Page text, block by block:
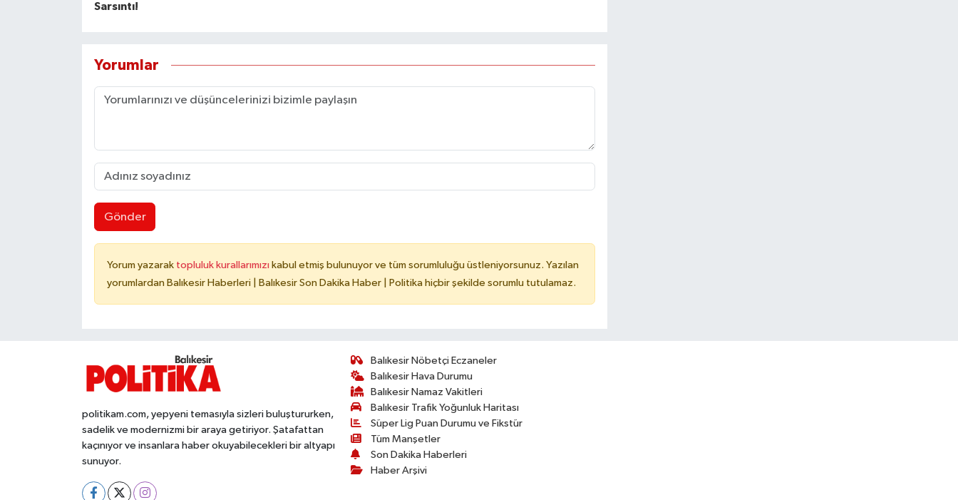
Sarsıntı!
Yorumlar
Gönder
Yorum yazarak topluluk kurallarımızı kabul etmiş bulunuyor ve tüm sorumluluğu üstleniyorsunuz. Yazılan
yorumlardan Balıkesir Haberleri | Balıkesir Son Dakika Haber | Politika hiçbir şekilde sorumlu tutulamaz.
politikam.com, yepyeni temasıyla sizleri buluştururken,
sadelik ve modernizmi bir araya getiriyor. Şatafattan
kaçınıyor ve insanlara haber okuyabilecekleri bir altyapı
sunuyor.
Balıkesir Nöbetçi Eczaneler
Balıkesir Hava Durumu
Balıkesir Namaz Vakitleri
Balıkesir Trafik Yoğunluk Haritası
Süper Lig Puan Durumu ve Fikstür
Tüm Manşetler
Son Dakika Haberleri
Haber Arşivi